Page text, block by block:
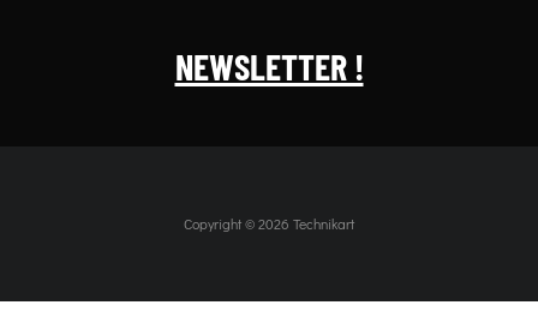
NEWSLETTER !
Copyright © 2026 Technikart